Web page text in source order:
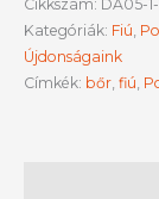
Cikkszám: DA05-
Kategóriák: Fiú,
Újdonságaink
Címkék: bőr, fiú,